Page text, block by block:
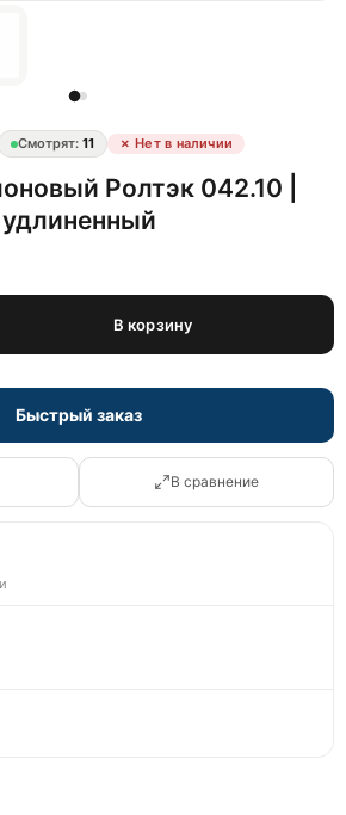
Смотрят: 11 ✗ Нет в наличии
Ролтэк 042.10 |
удлиненный
В корзину
Быстрый заказ
В сравнение